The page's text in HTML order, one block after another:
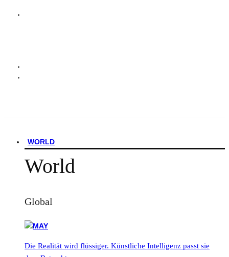
WORLD
World
Global
Die Realität wird flüssiger. Künstliche Intelligenz passt sie